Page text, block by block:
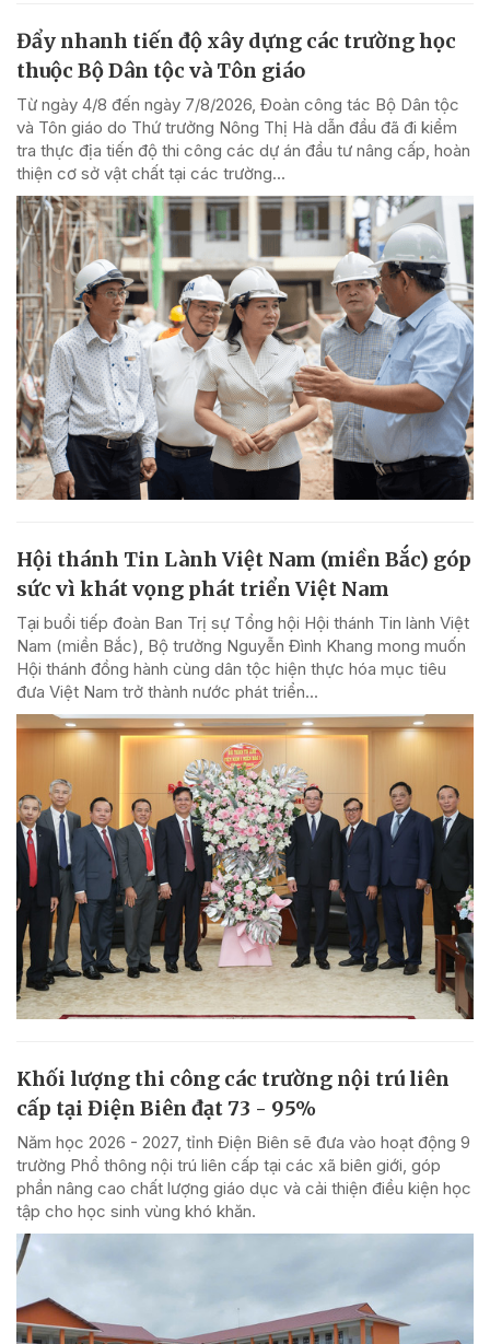
Đẩy nhanh tiến độ xây dựng các trường học
thuộc Bộ Dân tộc và Tôn giáo
Từ ngày 4/8 đến ngày 7/8/2026, Đoàn công tác Bộ Dân tộc
và Tôn giáo do Thứ trưởng Nông Thị Hà dẫn đầu đã đi kiểm
tra thực địa tiến độ thi công các dự án đầu tư nâng cấp, hoàn
thiện cơ sở vật chất tại các trường...
Hội thánh Tin Lành Việt Nam (miền Bắc) góp
sức vì khát vọng phát triển Việt Nam
Tại buổi tiếp đoàn Ban Trị sự Tổng hội Hội thánh Tin lành Việt
Nam (miền Bắc), Bộ trưởng Nguyễn Đình Khang mong muốn
Hội thánh đồng hành cùng dân tộc hiện thực hóa mục tiêu
đưa Việt Nam trở thành nước phát triển...
Khối lượng thi công các trường nội trú liên
cấp tại Điện Biên đạt 73 - 95%
Năm học 2026 - 2027, tỉnh Điện Biên sẽ đưa vào hoạt động 9
trường Phổ thông nội trú liên cấp tại các xã biên giới, góp
phần nâng cao chất lượng giáo dục và cải thiện điều kiện học
tập cho học sinh vùng khó khăn.